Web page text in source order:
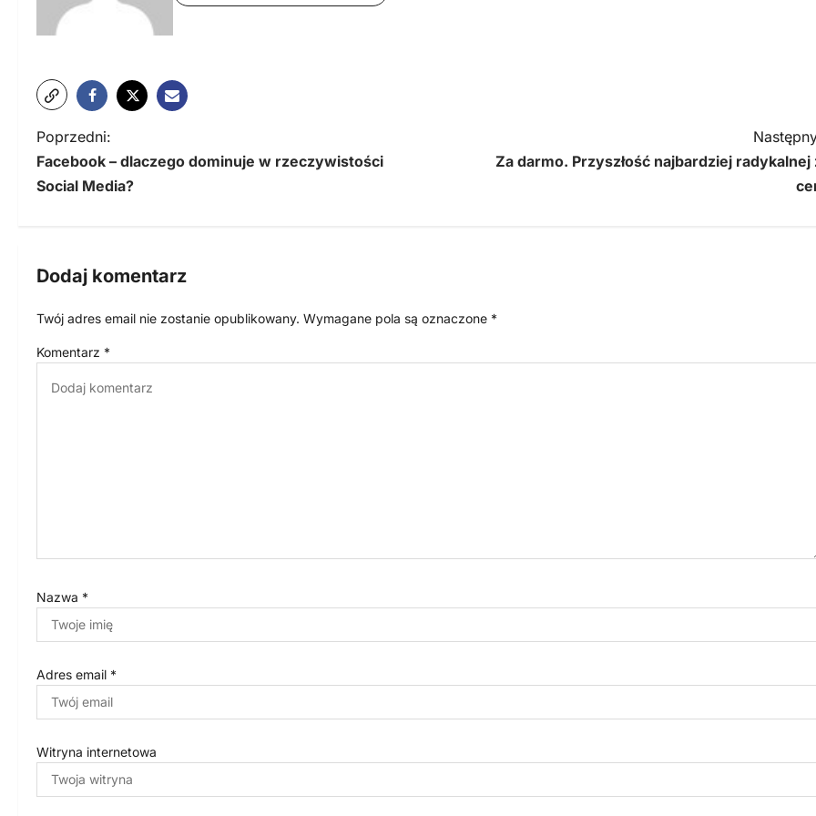
N
a
g
j
u
Poprzedni:
Facebook – dlaczego dominuje w rzeczywistości
Social Media?
Za darmo. Przyszłość najbardziej radykalnej
Dodaj komentarz
Twój adres email nie zostanie opublikowany. Wymagane pola są oznaczone *
Komentarz *
Nazwa *
Adres email *
Witryna internetowa